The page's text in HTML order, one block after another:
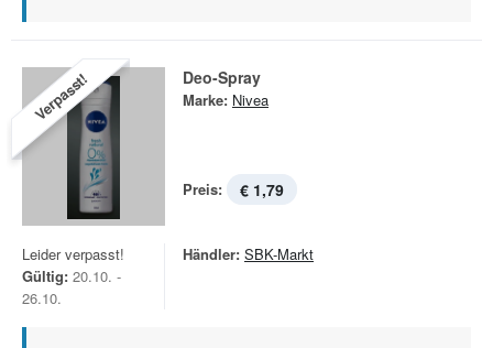
Verpasst! Deo-Spray
Marke: Nivea
Preis: € 1,79
Leider verpasst!
Gültig: 20.10. -
26.10.
Händler: SBK-Markt